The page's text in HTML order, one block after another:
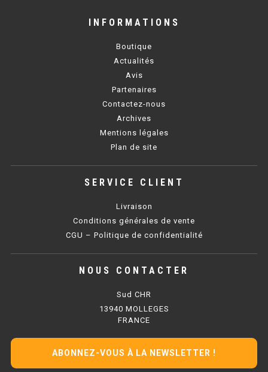
TABLE 700 VITRÉE
TABLE CONGÉLATEUR
SOUBASSEMENT RÉFRIGÉRÉ
TABLE DE PRÉPARATION
SALADETTE COMPACTE
SALADETTE 800 VITRÉE
INFORMATIONS
Boutique
Actualités
Avis
Partenaires
Contactez-nous
Archives
Mentions légales
Plan de site
SERVICE CLIENT
Livraison
Conditions générales de vente
CGU – Politique de confidentialité
NOUS CONTACTER
Sud CHR
13940 MOLLEGES
FRANCE
ABONNEZ-VOUS À LA NEWSLETTER !